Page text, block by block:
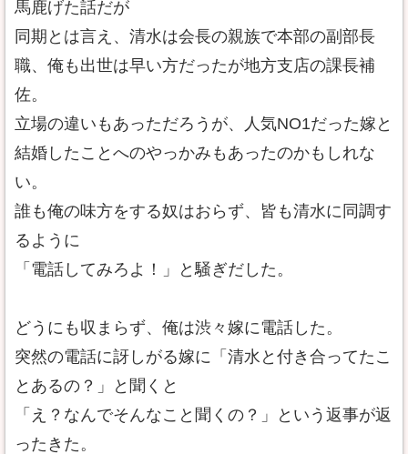
馬鹿げた話だが
同期とは言え、清水は会長の親族で本部の副部長
職、俺も出世は早い方だったが地方支店の課長補
佐。
立場の違いもあっただろうが、人気NO1だった嫁と
結婚したことへのやっかみもあったのかもしれな
い。
誰も俺の味方をする奴はおらず、皆も清水に同調す
るように
「電話してみろよ！」と騒ぎだした。
どうにも収まらず、俺は渋々嫁に電話した。
突然の電話に訝しがる嫁に「清水と付き合ってたこ
とあるの？」と聞くと
「え？なんでそんなこと聞くの？」という返事が返
ったきた。